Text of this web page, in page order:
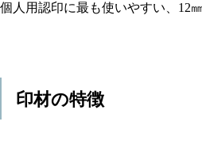
個人用認印に最も使いやすい、12
印材の特徴